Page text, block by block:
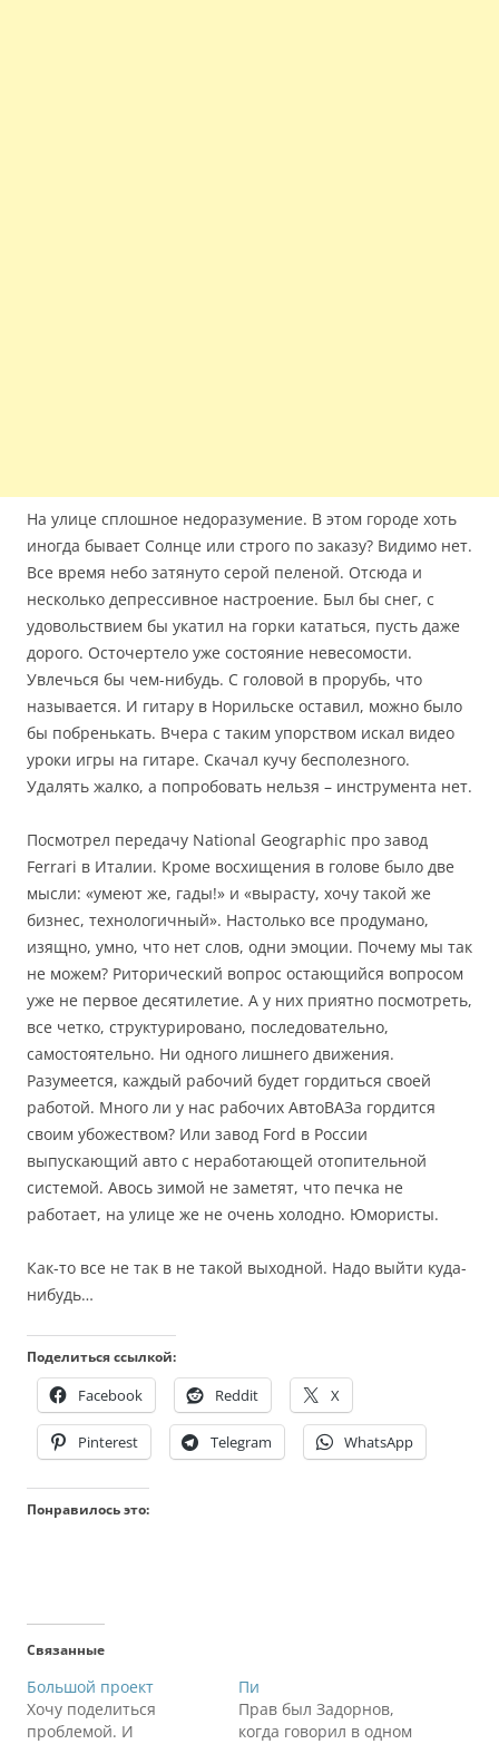
На улице сплошное недоразумение. В этом городе хоть
иногда бывает Солнце или строго по заказу? Видимо нет.
Все время небо затянуто серой пеленой. Отсюда и
несколько депрессивное настроение. Был бы снег, с
удовольствием бы укатил на горки кататься, пусть даже
дорого. Осточертело уже состояние невесомости.
Увлечься бы чем-нибудь. С головой в прорубь, что
называется. И гитару в Норильске оставил, можно было
бы побренькать. Вчера с таким упорством искал видео
уроки игры на гитаре. Скачал кучу бесполезного.
Удалять жалко, а попробовать нельзя – инструмента нет.
Посмотрел передачу National Geographic про завод
Ferrari в Италии. Кроме восхищения в голове было две
мысли: «умеют же, гады!» и «вырасту, хочу такой же
бизнес, технологичный». Настолько все продумано,
изящно, умно, что нет слов, одни эмоции. Почему мы так
не можем? Риторический вопрос остающийся вопросом
уже не первое десятилетие. А у них приятно посмотреть,
все четко, структурировано, последовательно,
самостоятельно. Ни одного лишнего движения.
Разумеется, каждый рабочий будет гордиться своей
работой. Много ли у нас рабочих АвтоВАЗа гордится
своим убожеством? Или завод Ford в России
выпускающий авто с неработающей отопительной
системой. Авось зимой не заметят, что печка не
работает, на улице же не очень холодно. Юмористы.
Как-то все не так в не такой выходной. Надо выйти куда-
нибудь…
Поделиться ссылкой:
Facebook Reddit X
Pinterest Telegram WhatsApp
Понравилось это:
Связанные
Большой проект
Хочу поделиться
проблемой. И
Пи
Прав был Задорнов,
когда говорил в одном